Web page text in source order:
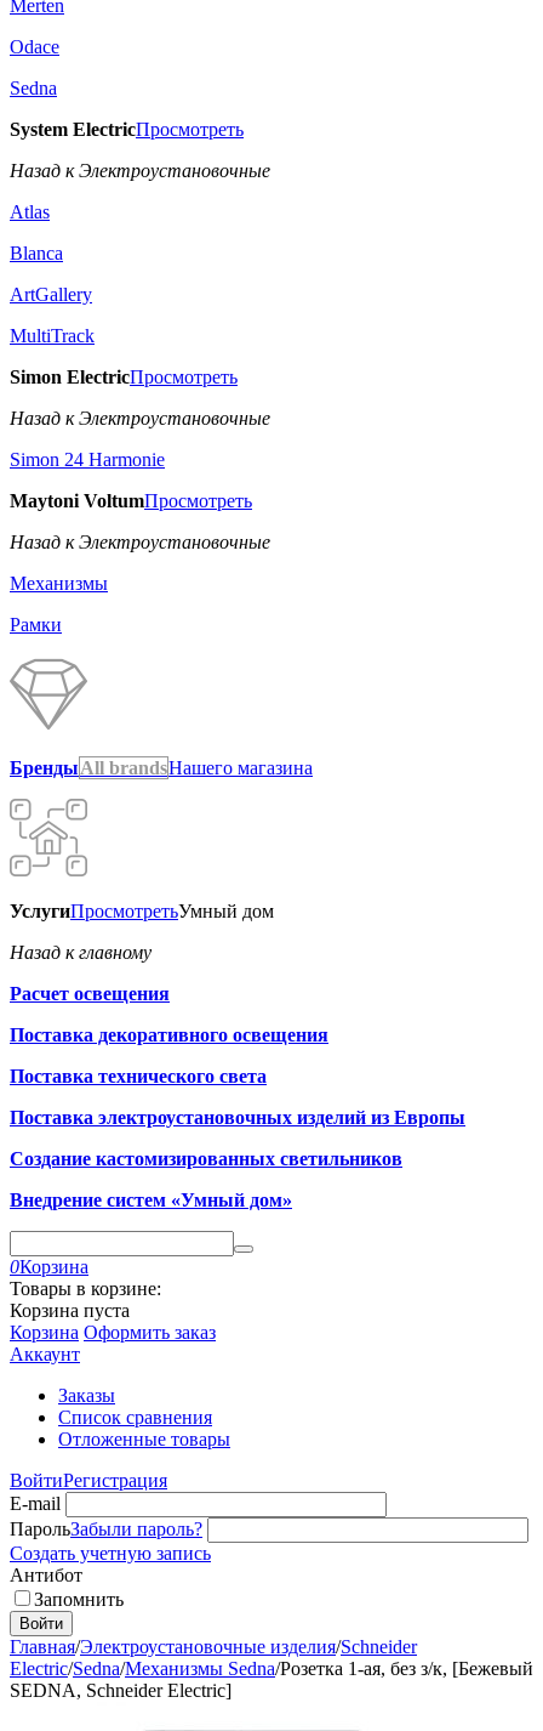
Merten
Odace
Sedna
System ElectricПросмотреть
Назад к Электроустановочные
Atlas
Blanca
ArtGallery
MultiTrack
Simon ElectricПросмотреть
Назад к Электроустановочные
Simon 24 Harmonie
Maytoni VoltumПросмотреть
Назад к Электроустановочные
Механизмы
Рамки
БрендыAll brandsНашего магазина
УслугиПросмотретьУмный дом
Назад к главному
Расчет освещения
Поставка декоративного освещения
Поставка технического света
Поставка электроустановочных изделий из Европы
Создание кастомизированных светильников
Внедрение систем «Умный дом»
0Корзина
Товары в корзине:
Корзина пуста
Корзина Оформить заказ
Аккаунт
Заказы
Список сравнения
Отложенные товары
ВойтиРегистрация
E-mail
ПарольЗабыли пароль?
Создать учетную запись
Антибот
Запомнить
Войти
Главная/Электроустановочные изделия/Schneider
Electric/Sedna/Механизмы Sedna/Розетка 1-ая, без з/к, [Бежевый
SEDNA, Schneider Electric]